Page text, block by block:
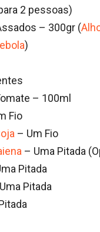
2 pessoas)
– 300gr (
)
– 100ml
Fio
– Um Fio
– Uma Pitada
Pitada
Pitada